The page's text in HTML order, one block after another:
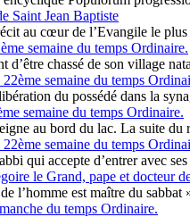
Saint Jean Baptiste
au cœur de l’Evangile le
semaine du temps Ordinaire.
d’être chassé de son village
semaine du temps
du possédé dans la
semaine du temps Ordinaire.
au bord du lac. La suite
semaine du temps
qui accepte d’entrer avec
le Grand, pape et docteur
l’homme est maître du sabbat
du temps Ordinaire.